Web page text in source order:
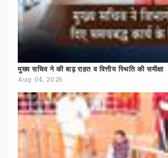
मुख्य सचिव ने की बाढ़ राहत व वित्तीय स्थिति की समीक्षा
Aug 04, 2026